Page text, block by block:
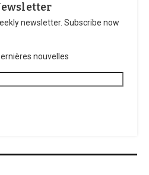
newsletter. Subscribe now
nouvelles